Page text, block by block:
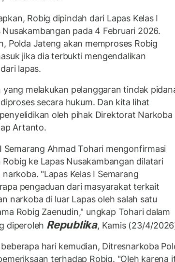
Robig dipindah dari Lapas Kelas I
Nusakambangan pada 4 Februari 2026.
Polda Jateng akan memproses Robig
jika dia terbukti mengendalikan
lapas.
yang melakukan pelanggaran tindak
secara hukum. Dan kita lihat
oleh pihak Direktorat Narkoba
Artanto.
Semarang Ahmad Tohari mengonfirmasi
ke Lapas Nusakambangan dilatari
"Lapas Kelas I Semarang
pengaduan dari masyarakat terkait
narkoba di luar Lapas oleh salah satu
Robig Zaenudin," ungkap Tohari dalam
diperoleh Republika, Kamis (23/4/
hari kemudian, Ditresnarkoba
terhadap Robig. "Oleh karena